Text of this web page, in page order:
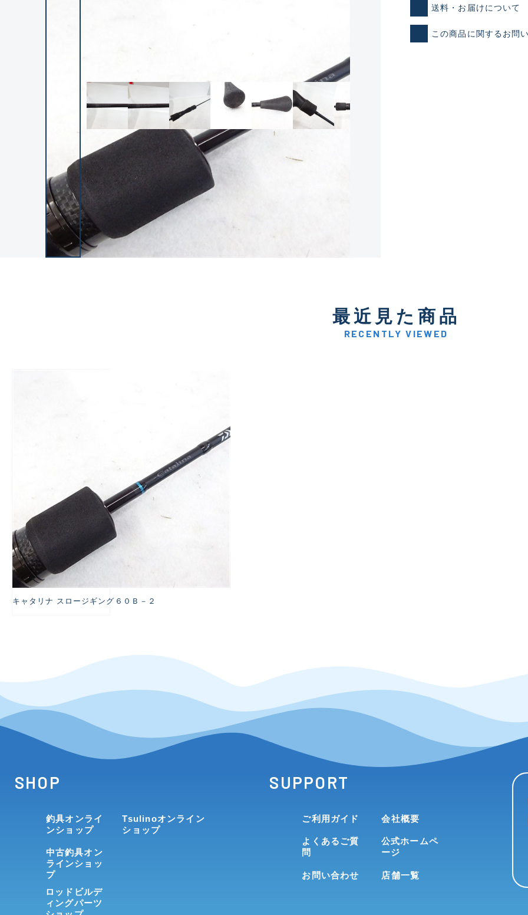
新古品（メーカー問屋から
C-
い品
送料・お届けについて
この商品に関するお問
最近見た商品
RECENTLY VIEWED
キャタリナ スロージギング６０Ｂ－２
SHOP
釣具オンライ
ンショップ
中古釣具オン
ラインショッ
プ
ロッドビルデ
ィングパーツ
Tsulinoオンライン
ショップ
SUPPORT
ご利用ガイド
よくあるご質
問
お問い合わせ
会社概要
公式ホームペ
ージ
店舗一覧